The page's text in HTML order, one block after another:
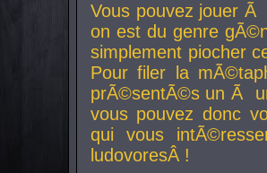
Vous pouvez jouer
on est du genre
simplement piocher
Pour filer la
prÃ©sentÃ©s un Ã
vous pouvez donc
qui vous
ludovoresÂ !